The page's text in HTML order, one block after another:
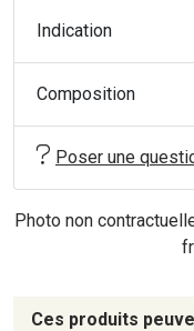
Indication
Composition
Poser une
Photo non
Ces produits